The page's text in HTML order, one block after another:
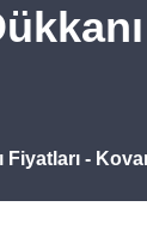
Fiyatları -